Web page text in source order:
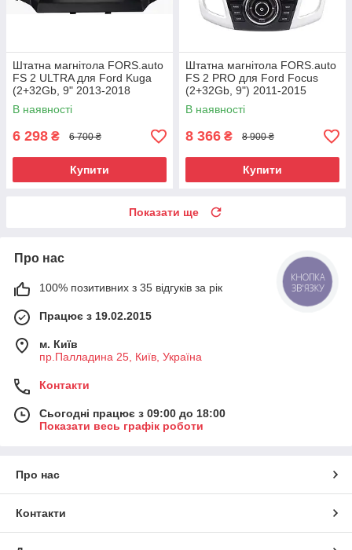
Штатна магнітола FORS.auto
FS 2 ULTRA для Ford Kuga
(2+32Gb, 9" 2013-2018
В наявності
6 298 ₴ 6 700 ₴
Купити
Штатна магнітола FORS.auto
FS 2 PRO для Ford Focus
(2+32Gb, 9") 2011-2015
В наявності
8 366 ₴ 8 900 ₴
Купити
Показати ще
Про нас
100% позитивних з 35 відгуків за рік
Працює з 19.02.2015
м. Київ
пр.Палладина 25, Київ, Україна
Контакти
Сьогодні працює з 09:00 до 18:00
Показати весь графік роботи
Про нас
Контакти
КНОПКА
ЗВ'ЯЗКУ